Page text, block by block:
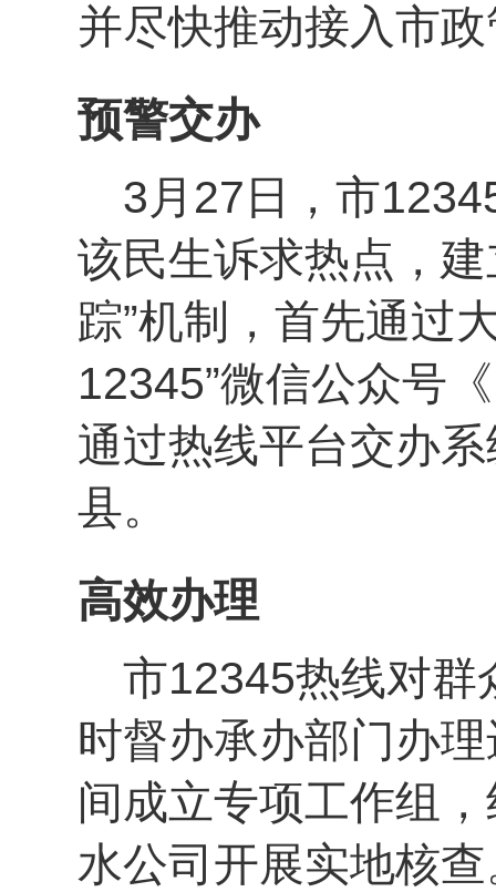
并尽快推动接入市
预警交办
3月27日，市
该民生诉求热点，
踪”机制，首先通过
12345”微信公众号
通过热线平台交办
县。
高效办理
市12345热线对群
时督办承办部门办
间成立专项工作组
水公司开展实地核